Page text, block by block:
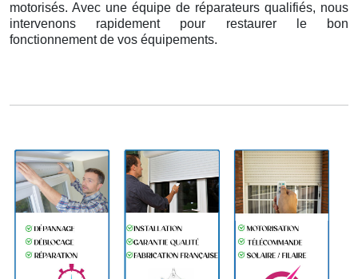
motorisés. Avec une équipe de réparateurs qualifiés, nous
intervenons rapidement pour restaurer le bon
fonctionnement de vos équipements.